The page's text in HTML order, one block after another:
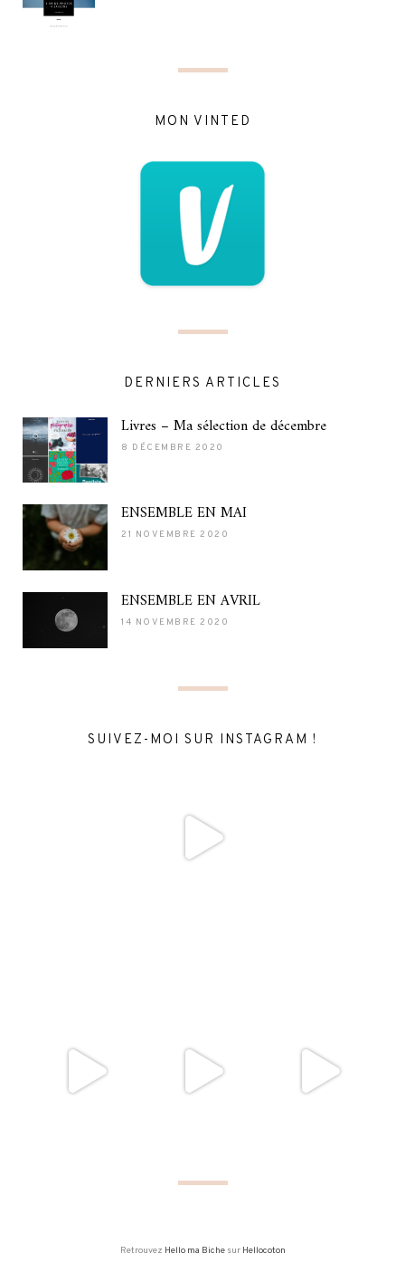
MON VINTED
DERNIERS ARTICLES
Livres – Ma sélection de décembre
8 DÉCEMBRE 2020
ENSEMBLE EN MAI
21 NOVEMBRE 2020
ENSEMBLE EN AVRIL
14 NOVEMBRE 2020
SUIVEZ-MOI SUR INSTAGRAM !
Retrouvez Hello ma Bichesur Hellocoton